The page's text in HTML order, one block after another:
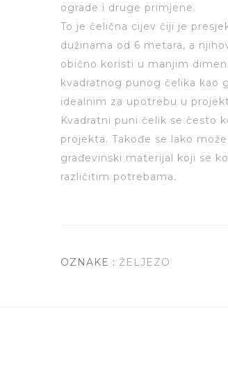
ograde i druge primjene.
To je čelična cijev čiji je
dužinama od 6 metara, a
obično koristi u manjim
kvadratnog punog čelika kao
idealnim za upotrebu u
Kvadratni puni čelik se često
projekta. Takođe se lako
građevinski materijal koji se
različitim potrebama.
OZNAKE : ŽELJEZO